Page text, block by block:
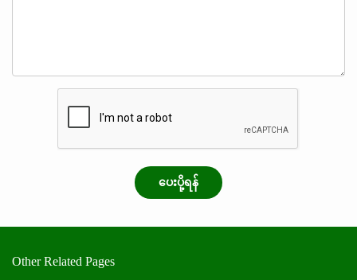
ပေးပို့ရန်
Other Related Pages